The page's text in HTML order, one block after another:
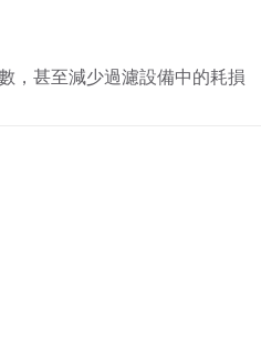
，甚至減少過濾設備中的耗損